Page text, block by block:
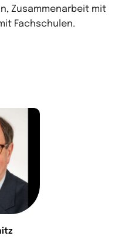
Zusammenarbeit mit
Fachschulen.